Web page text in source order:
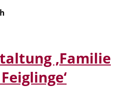
‚Familie